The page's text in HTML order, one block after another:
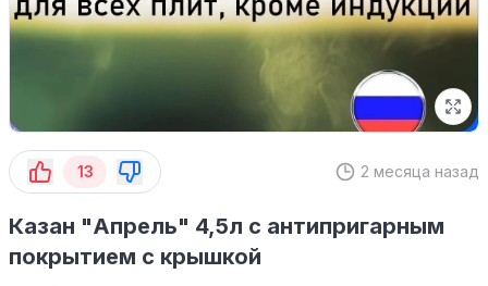
13 2 месяца назад
Казан "Апрель" 4,5л с антипригарным
покрытием с крышкой